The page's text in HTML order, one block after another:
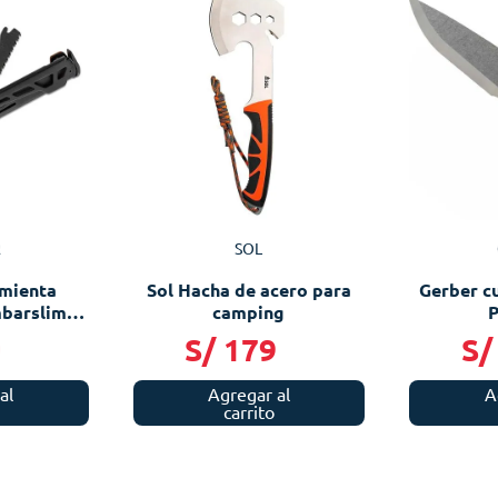
SOL
Sol Hacha de acero para
camping
S/ 179
Agregar al
carrito
Gerber
S/